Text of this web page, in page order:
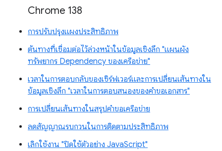
Chrome 138
การปรับปรุงแผงประสิทธิภาพ
ต้นทางที่เชื่อมต่อไว้ล่วงหน้าในข้อมูลเชิงลึก "แผนผัง
ทรัพยากร Dependency ของเครือข่าย"
เวลาในการตอบกลับของเซิร์ฟเวอร์และการเปลี่ยนเส้นทางใน
ข้อมูลเชิงลึก "เวลาในการตอบสนองของคำขอเอกสาร"
การเปลี่ยนเส้นทางในสรุปคำขอเครือข่าย
ลดสัญญาณรบกวนในการติดตามประสิทธิภาพ
เลิกใช้งาน "ปิดใช้ตัวอย่าง JavaScript"